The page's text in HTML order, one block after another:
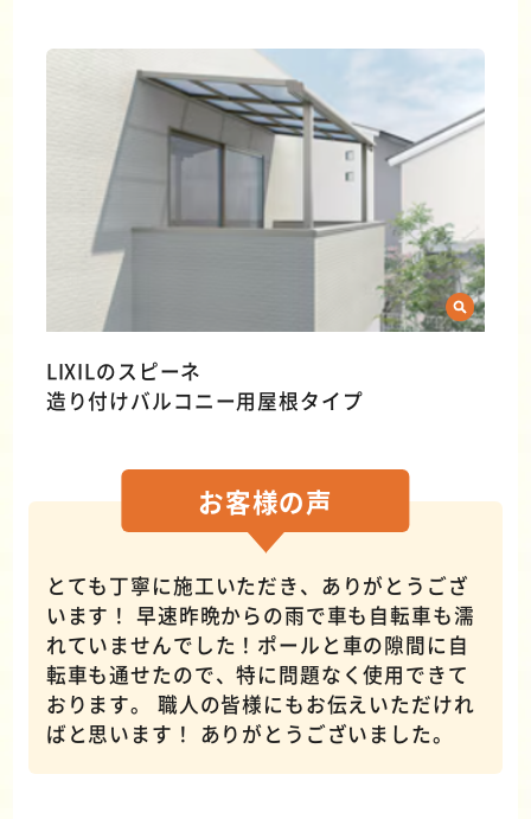
LIXILのスピーネ
造り付けバルコニー用屋根タイプ
お客様の声
とても丁寧に施工いただき、ありがとうござ
います！ 早速昨晩からの雨で車も自転車も濡
れていませんでした！ポールと車の隙間に自
転車も通せたので、特に問題なく使用できて
おります。 職人の皆様にもお伝えいただけれ
ばと思います！ ありがとうございました。